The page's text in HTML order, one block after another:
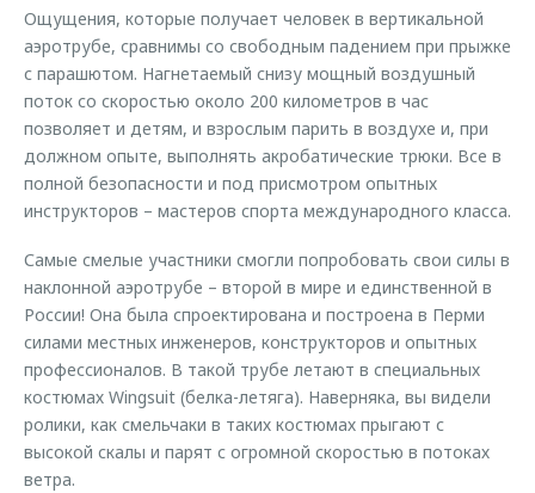
Ощущения, которые получает человек в вертикальной
аэротрубе, сравнимы со свободным падением при прыжке
с парашютом. Нагнетаемый снизу мощный воздушный
поток со скоростью около 200 километров в час
позволяет и детям, и взрослым парить в воздухе и, при
должном опыте, выполнять акробатические трюки. Все в
полной безопасности и под присмотром опытных
инструкторов – мастеров спорта международного класса.
Самые смелые участники смогли попробовать свои силы в
наклонной аэротрубе – второй в мире и единственной в
России! Она была спроектирована и построена в Перми
силами местных инженеров, конструкторов и опытных
профессионалов. В такой трубе летают в специальных
костюмах Wingsuit (белка-летяга). Наверняка, вы видели
ролики, как смельчаки в таких костюмах прыгают с
высокой скалы и парят с огромной скоростью в потоках
ветра.